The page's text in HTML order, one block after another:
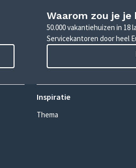
Waarom zou je
50.000 vakantiehuizen in 18
Servicekantoren door heel
Inspiratie
Thema